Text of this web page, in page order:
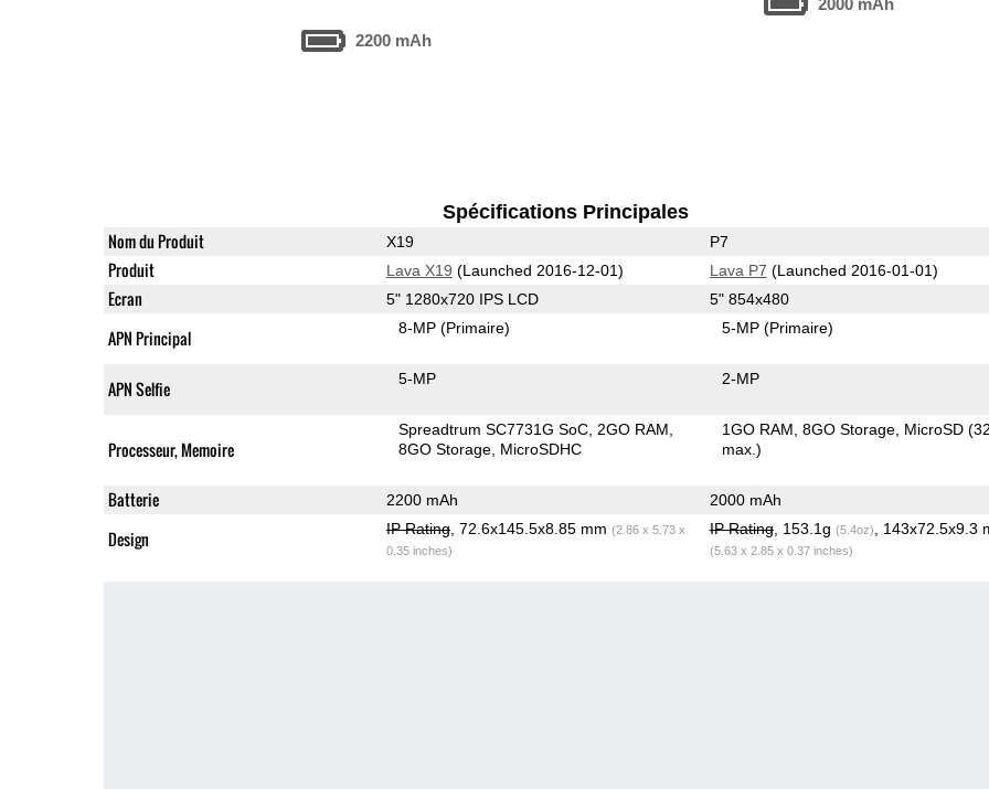
2200 mAh
Spécifications Principales
Nom du Produit X19 P7
Produit Lava X19 (Launched 2016-12-01) Lava P7 (Launched 2016-01-01)
Ecran 5" 1280x720 IPS LCD 5" 854x480
APN Principal 8-MP(Primaire) 5-MP(Primaire)
APN Selfie 5-MP 2-MP
Processeur, Memoire
Spreadtrum SC7731G SoC 2GO RAM
8GO Storage MicroSDHC
1GO RAM 8GO Storage MicroSD
max.)
Batterie 2200 mAh 2000 mAh
Design IP Rating, 72.6x145.5x8.85 mm (2.86 x 5.73 x
0.35 inches)
IP Rating, 153.1g (5.4oz) , 143x72.5x9.3
(5.63 x 2.85 x 0.37 inches)